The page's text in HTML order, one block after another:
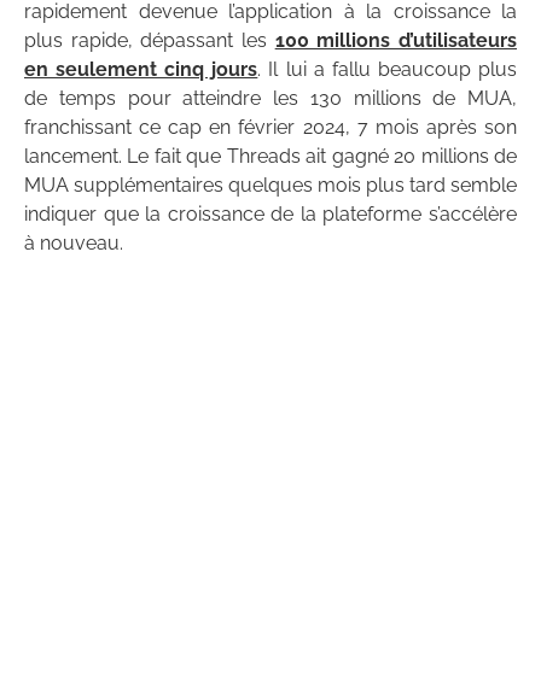
rapidement devenue l’application à la croissance la
plus rapide, dépassant les 100 millions d’utilisateurs
en seulement cinq jours. Il lui a fallu beaucoup plus
de temps pour atteindre les 130 millions de MUA,
franchissant ce cap en février 2024, 7 mois après son
lancement. Le fait que Threads ait gagné 20 millions de
MUA supplémentaires quelques mois plus tard semble
indiquer que la croissance de la plateforme s’accélère
à nouveau.